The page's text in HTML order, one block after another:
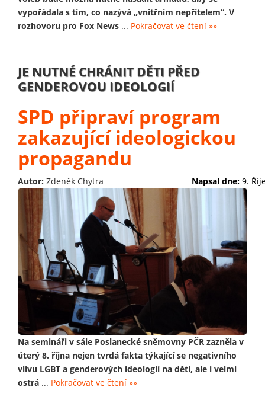
vypořádala s tím, co nazývá „vnitřním nepřítelem“. V
rozhovoru pro Fox News ... Pokračovat ve čtení »»
JE NUTNÉ CHRÁNIT DĚTI PŘED
GENDEROVOU IDEOLOGIÍ
SPD připraví program
zakazující ideologickou
propagandu
Autor: Zdeněk Chytra Napsal dne: 9.
Na semináři v sále Poslanecké sněmovny PČR zazněla v
úterý 8. října nejen tvrdá fakta týkající se negativního
vlivu LGBT a genderových ideologií na děti, ale i velmi
ostrá ... Pokračovat ve čtení »»